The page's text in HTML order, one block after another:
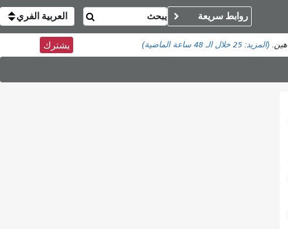
روابط سريعة العربية الفري
(المزيد:25 خلال الـ 48 ساعة الماضية) يشترك